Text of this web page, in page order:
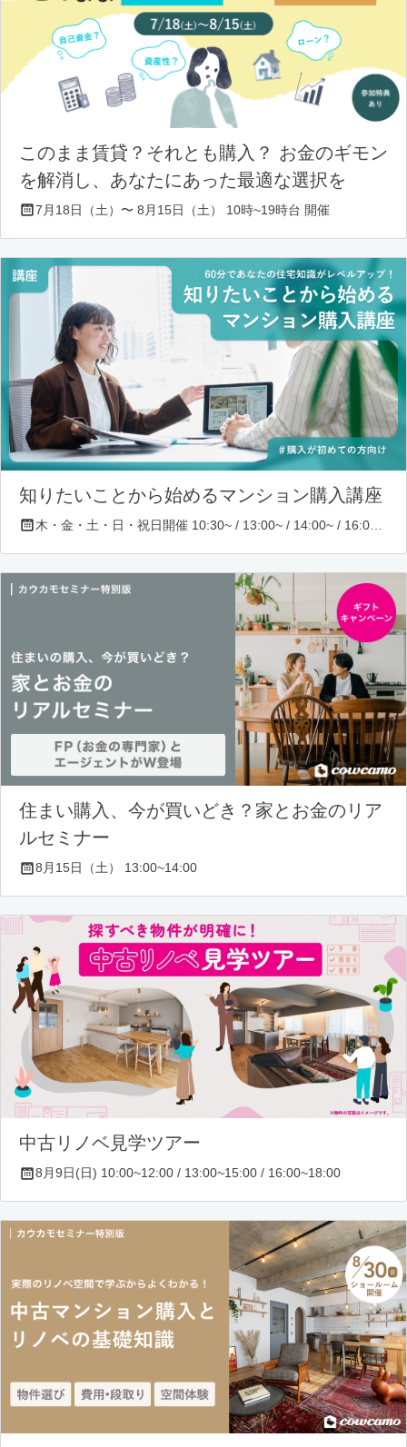
このまま賃貸？それとも購入？ お金のギモン
を解消し、あなたにあった最適な選択を
7月18日（土）〜 8月15日（土） 10時~19時台 開催
知りたいことから始めるマンション購入講座
住まい購入、今が買いどき？家とお金のリア
ルセミナー
8月15日（土） 13:00~14:00
中古リノベ見学ツアー
8月9日(日) 10:00~12:00 / 13:00~15:00 / 16:00~18:00